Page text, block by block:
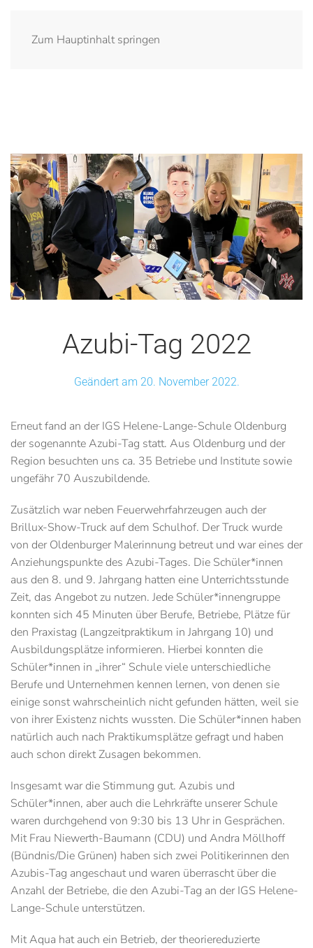
Zum Hauptinhalt springen
Azubi-Tag 2022
Geändert am 20. November 2022.
Erneut fand an der IGS Helene-Lange-Schule Oldenburg
der sogenannte Azubi-Tag statt. Aus Oldenburg und der
Region besuchten uns ca. 35 Betriebe und Institute sowie
ungefähr 70 Auszubildende.
Zusätzlich war neben Feuerwehrfahrzeugen auch der
Brillux-Show-Truck auf dem Schulhof. Der Truck wurde
von der Oldenburger Malerinnung betreut und war eines der
Anziehungspunkte des Azubi-Tages. Die Schüler*innen
aus den 8. und 9. Jahrgang hatten eine Unterrichtsstunde
Zeit, das Angebot zu nutzen. Jede Schüler*innengruppe
konnten sich 45 Minuten über Berufe, Betriebe, Plätze für
den Praxistag (Langzeitpraktikum in Jahrgang 10) und
Ausbildungsplätze informieren. Hierbei konnten die
Schüler*innen in „ihrer“ Schule viele unterschiedliche
Berufe und Unternehmen kennen lernen, von denen sie
einige sonst wahrscheinlich nicht gefunden hätten, weil sie
von ihrer Existenz nichts wussten. Die Schüler*innen haben
natürlich auch nach Praktikumsplätze gefragt und haben
auch schon direkt Zusagen bekommen.
Insgesamt war die Stimmung gut. Azubis und
Schüler*innen, aber auch die Lehrkräfte unserer Schule
waren durchgehend von 9:30 bis 13 Uhr in Gesprächen.
Mit Frau Niewerth-Baumann (CDU) und Andra Möllhoff
(Bündnis/Die Grünen) haben sich zwei Politikerinnen den
Azubis-Tag angeschaut und waren überrascht über die
Anzahl der Betriebe, die den Azubi-Tag an der IGS Helene-
Lange-Schule unterstützen.
Mit Aqua hat auch ein Betrieb, der theoriereduzierte